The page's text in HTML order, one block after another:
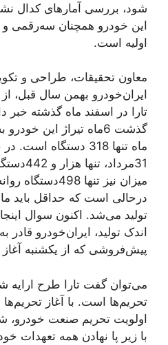
شود، بررسی آمارهای کدال
این خودرو همچنان سه‌رقمی و
اولیه است.
معاون تحقیقات، طراحی و
ایران‌خودرو بهمن سال قبل، از
تارا در اسفند ماه گذشته خبر
گذشت 6ماه تیراژ این
ماه تنها 318 دستگاه
31مرداد،
میزان نیز تنها
تولید می‌شد. اکنون سوال
اندک تولید، ایران‌خودرو قادر
پیش‌فروشی که از یکشنبه
می‌توان گفت تارا طرح ارايه
با زیر پا نهادن همه تعهدات